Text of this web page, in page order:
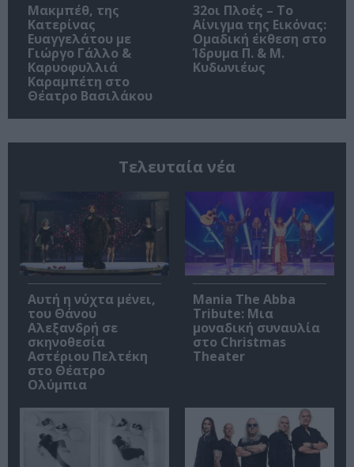
Μακμπέθ, της
Κατερίνας
Ευαγγελάτου με
Γιώργο Γάλλο &
Καρυοφυλλιά
Καραμπέτη στο
Θέατρο Βασιλάκου
32οι Πλοές – Το
Αίνιγμα της Εικόνας:
Ομαδική έκθεση στο
Ίδρυμα Π. & Μ.
Κυδωνιέως
Τελευταία νέα
Αυτή η νύχτα μένει,
του Θάνου
Αλεξανδρή σε
σκηνοθεσία
Αστέριου Πελτέκη
στο Θέατρο
Ολύμπια
Mania The Abba
Tribute: Μια
μοναδική συναυλία
στο Christmas
Theater